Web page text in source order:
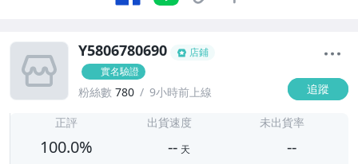
Y5806780690
店鋪
實名驗證
粉絲數 780 9小時前上線 追蹤
正評
100.0%
出貨速度
-- 天
未出貨率
--